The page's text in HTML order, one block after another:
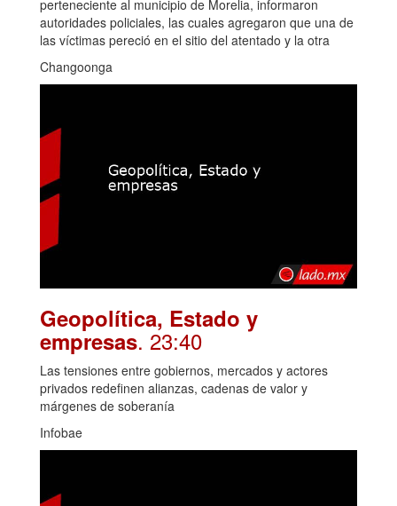
perteneciente al municipio de Morelia, informaron
autoridades policiales, las cuales agregaron que una de
las víctimas pereció en el sitio del atentado y la otra
Changoonga
Geopolítica, Estado y
empresas. 23:40
Las tensiones entre gobiernos, mercados y actores
privados redefinen alianzas, cadenas de valor y
márgenes de soberanía
Infobae